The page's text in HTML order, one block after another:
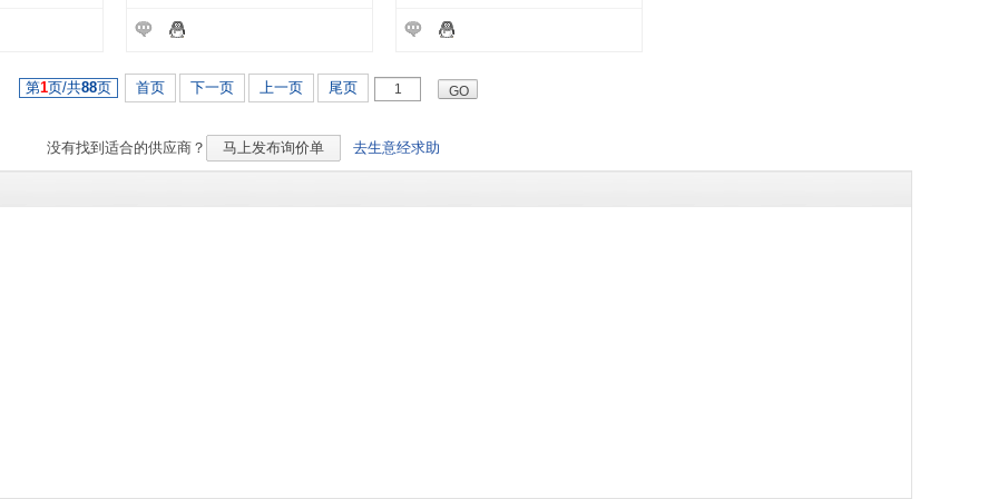
第1页/共88页 首页 下一页 上一页 尾页
没有找到适合的供应商？ 马上发布询价单 去生意经求助